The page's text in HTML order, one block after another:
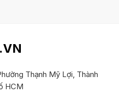
Thạnh Mỹ Lợi, Thành
HCM